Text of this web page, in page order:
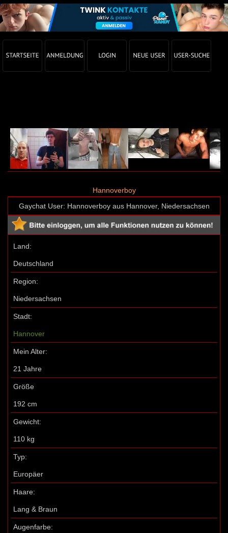
Hannoverboy
Gaychat User: Hannoverboy aus Hannover, Niedersachsen
Land:
Deutschland
Region:
Niedersachsen
Stadt:
Hannover
Mein Alter:
21 Jahre
Größe
192 cm
Gewicht:
110 kg
Typ:
Europäer
Haare:
Lang & Braun
Augenfarbe: